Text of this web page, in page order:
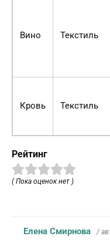
Вино Текстиль
Кровь Текстиль
Рейтинг
( Пока оценок нет )
Елена Смирнова /